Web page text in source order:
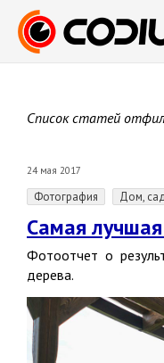
Список статей
24 мая 2017
Фотография Дом,
Самая
Фотоотчет о
дерева.